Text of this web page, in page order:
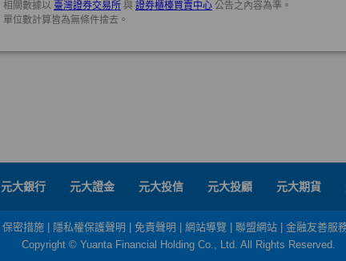
元大銀行 元大證金 元大投信 元大投顧 元大期貨
保密措施 隱私權保護聲明 免責聲明 網站導覽 聯盟網站
金融友善服
Copyright © Yuanta Financial Holding Co., Ltd. All Rights Reserved.